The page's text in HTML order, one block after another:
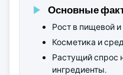
Основные
Рост в пищевой
Косметика и
Растущий спрос
ингредиенты.